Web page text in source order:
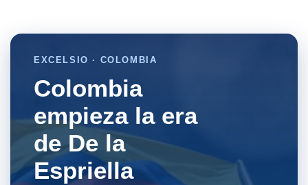
EXCELSIO · COLOMBIA
Colombia
empieza la era
de De la
Espriella